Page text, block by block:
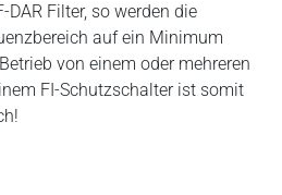
DAR Filter, so werden die
auf ein Minimum
von einem oder mehreren
FI-Schutzschalter ist somit